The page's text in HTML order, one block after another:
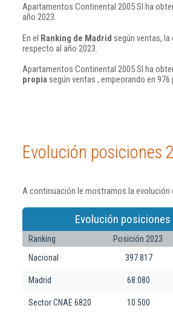
Apartamentos Continental 2005 Sl ha
año 2023.
En el Ranking de Madrid según ventas,
respecto al año 2023.
Apartamentos Continental 2005 Sl ha
propiasegún ventas , empeorando en
Evolución posiciones
A continuación le mostramos la evolución
Evolución
Ranking Posición 2023
Nacional
397.817
Madrid 68.080
Sector CNAE 6820 10.500